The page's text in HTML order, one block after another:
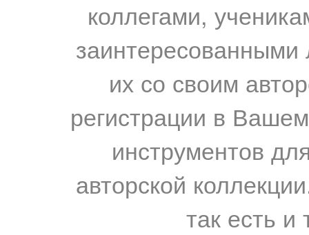
коллегами,
их со своим
регистрации в
инструментов
авторской
так есть и